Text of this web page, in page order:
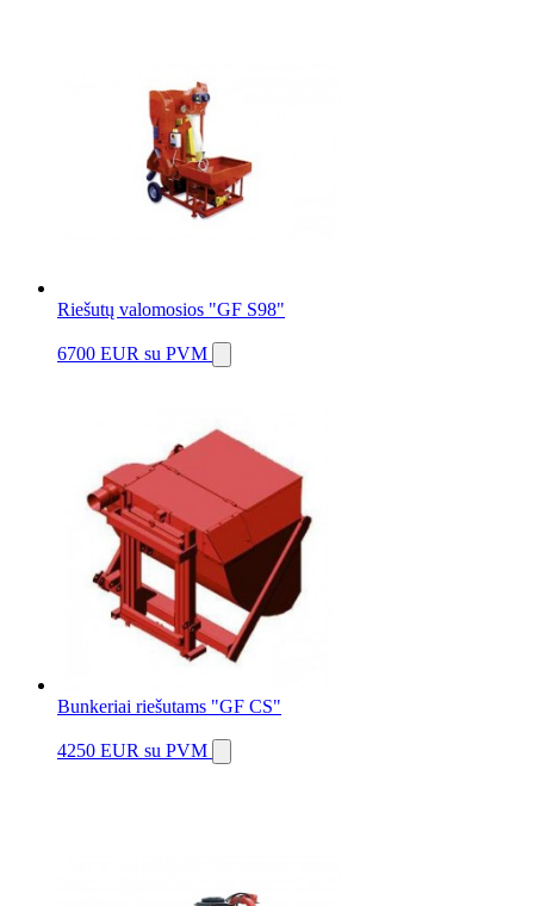
Riešutų valomosios "GF S98"
6700 EUR su PVM
Bunkeriai riešutams "GF CS"
4250 EUR su PVM